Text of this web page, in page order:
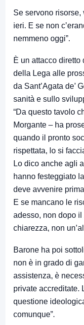
Se servono
ieri. E se non
nemmeno oggi”.
È un attacco
della Lega alle
da Sant’Agata de’
sanità e sullo
“Da questo tavolo
Morgante – ha
quando il pronto
rispettata, lo si
Lo dico anche agli
hanno festeggiato
deve avvenire
E se mancano le
adesso, non dopo
chiarezza, non
Barone ha poi
non è in grado di
assistenza, è
private accreditate.
questione
comunque”.